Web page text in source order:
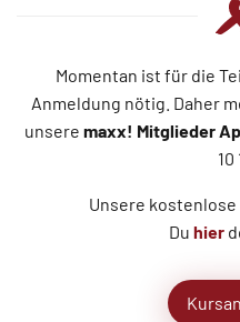
Momentan ist für die
Anmeldung nötig. Daher
unsere maxx! Mitglieder
10
Unsere
Du hier